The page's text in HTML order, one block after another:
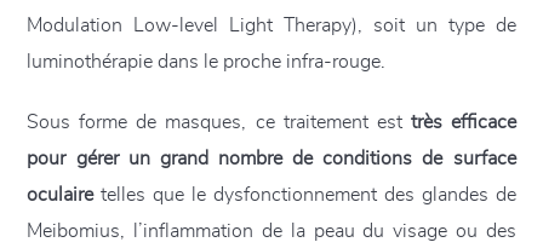
Modulation Low-level Light Therapy), soit un type de
luminothérapie dans le proche infra-rouge.
Sous forme de masques, ce traitement est très efficace
pour gérer un grand nombre de conditions de surface
oculairetelles que le dysfonctionnement des glandes de
Meibomius, l’inflammation de la peau du visage ou des